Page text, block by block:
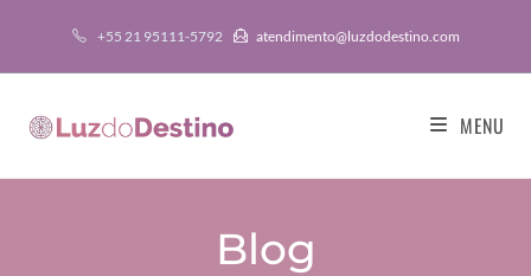
+55 21 95111-5792 atendimento@luzdodestino.com
MENU
Blog